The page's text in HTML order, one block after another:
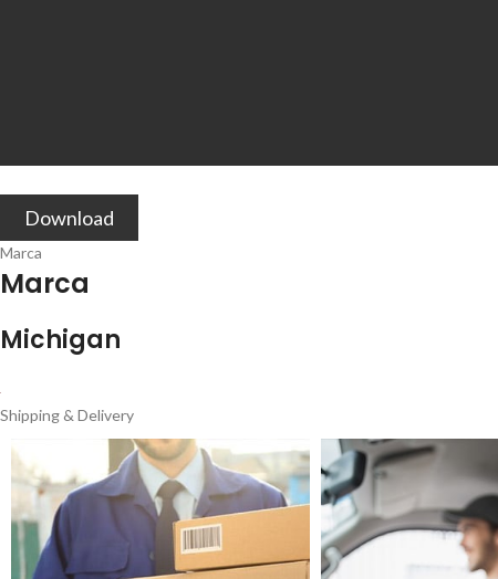
Download
Marca
Marca
Michigan
Shipping & Delivery